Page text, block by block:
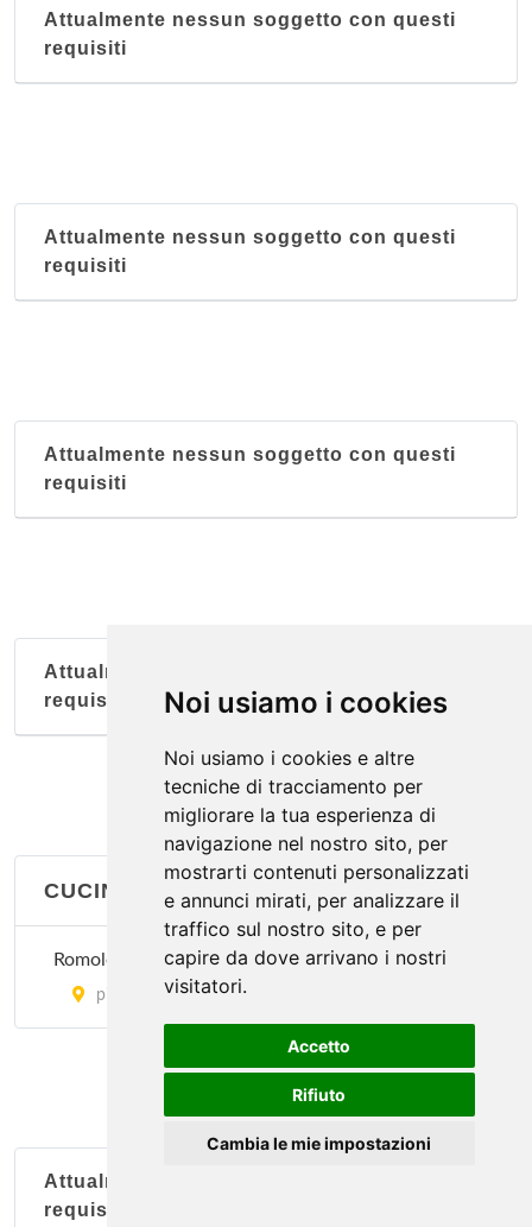
Noi usiamo i cookies
Noi usiamo i cookies e altre
tecniche di tracciamento per
migliorare la tua esperienza di
navigazione nel nostro sito, per
mostrarti contenuti personalizzati
e annunci mirati, per analizzare il
traffico sul nostro sito, e per
capire da dove arrivano i nostri
visitatori.
Accetto
Rifiuto
Cambia le mie impostazioni
Attualmente nessun soggetto con questi
requisiti
Attualmente nessun soggetto con questi
requisiti
Attualmente nessun soggetto con questi
requisiti
Attualmente nessun soggetto con questi
requisiti
CUCINA LAZIALE
Romoletto
piazza della Repubblica 6, Torino
Attualmente nessun soggetto con questi
requisiti